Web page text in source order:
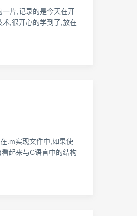
片,记录的是今天在开
,很开心的学到了,放在
.m实现文件中,如果使
起来与C语言中的结构